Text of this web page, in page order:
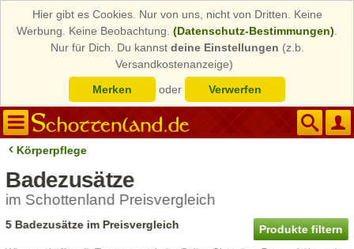
Hier gibt es Cookies. Nur von uns, nicht von Dritten. Keine
Werbung. Keine Beobachtung. (Datenschutz-Bestimmungen)
Nur für Dich. Du kannst deine Einstellungen (z.b.
Versandkostenanzeige)
Merken
oder Verwerfen
Körperpflege
Badezusätze
im Schottenland Preisvergleich
Produkte filtern
5 Badezusätze im Preisvergleich